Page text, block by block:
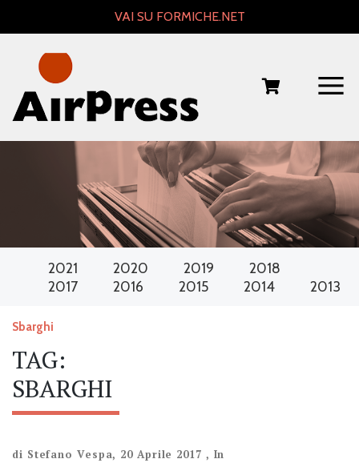
VAI SU FORMICHE.NET
2021 2020 2019
2018
2017
2016 2015 2014 2013
Sbarghi
TAG:
SBARGHI
di Stefano Vespa, 20 Aprile 2017 , In